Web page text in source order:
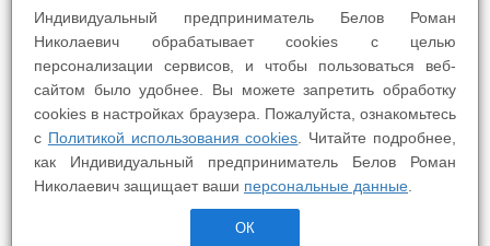
Киров, ул. Ломоносова 5Б
Киров, ул. Профсоюзная 7А
2025 © Yokohama Киров - Шины Диски Сервис
Индивидуальный предприниматель Белов Роман
Николаевич обрабатывает cookies с целью
персонализации сервисов, и чтобы пользоваться веб-
сайтом было удобнее. Вы можете запретить обработку
cookies в настройках браузера. Пожалуйста, ознакомьтесь
с Политикой использования cookies . Читайте подробнее,
как Индивидуальный предприниматель Белов Роман
Николаевич защищает ваши персональные данные
ОК